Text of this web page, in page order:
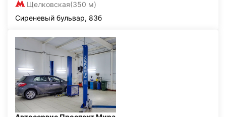
Щелковская(350 м)
Сиреневый бульвар, 83б